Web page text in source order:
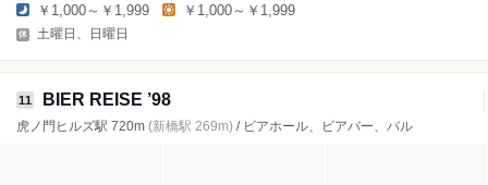
￥1,000～￥1,999 ￥1,000～￥1,999
土曜日、日曜日
11 BIER REISE ’98
虎ノ門ヒルズ駅 720m (新橋駅 269m) / ビアホール、ビアバー、バル